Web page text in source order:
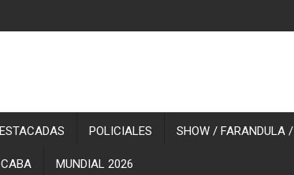
POLICIALES SHOW / FARANDULA
CABA MUNDIAL 2026